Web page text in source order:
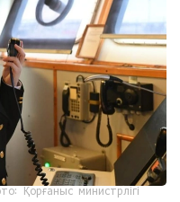
Қорғаныс министрлігі